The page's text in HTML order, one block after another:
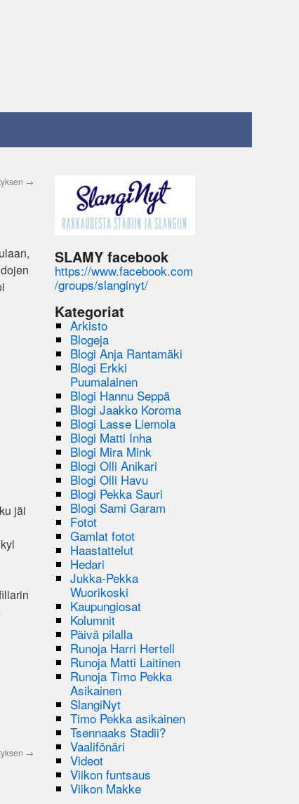
→
jäi
→
SLAMY facebook
https://www.facebook.com
/groups/slanginyt/
Kategoriat
Arkisto
Blogeja
Blogi Anja Rantamäki
Blogi Erkki
Puumalainen
Blogi Hannu Seppä
Blogi Jaakko Koroma
Blogi Lasse Liemola
Blogi Matti Inha
Blogi Mira Mink
Blogi Olli Anikari
Blogi Olli Havu
Blogi Pekka Sauri
Blogi Sami Garam
Fotot
Gamlat fotot
Haastattelut
Hedari
Jukka-Pekka
Wuorikoski
Kaupungiosat
Kolumnit
Päivä pilalla
Runoja Harri Hertell
Runoja Matti Laitinen
Runoja Timo Pekka
Asikainen
SlangiNyt
Timo Pekka asikainen
Tsennaaks Stadii?
Vaalifönäri
Videot
Viikon funtsaus
Viikon Makke